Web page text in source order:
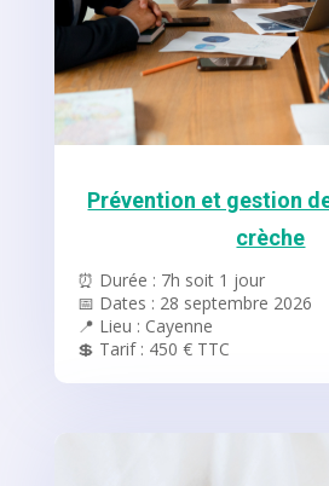
Prévention et gestion
crèche
⏰ Durée : 7h soit 1 jour
📅 Dates : 28 septembre 2026
📍 Lieu : Cayenne
💲 Tarif : 450 € TTC